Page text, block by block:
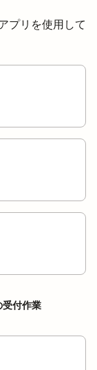
プリを使用して
受付作業